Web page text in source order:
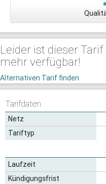
Leider ist dieser
mehr verfügbar!
Alternativen Tarif finden
Tarifdaten
Netz
Tariftyp
Laufzeit
Kündigungsfrist